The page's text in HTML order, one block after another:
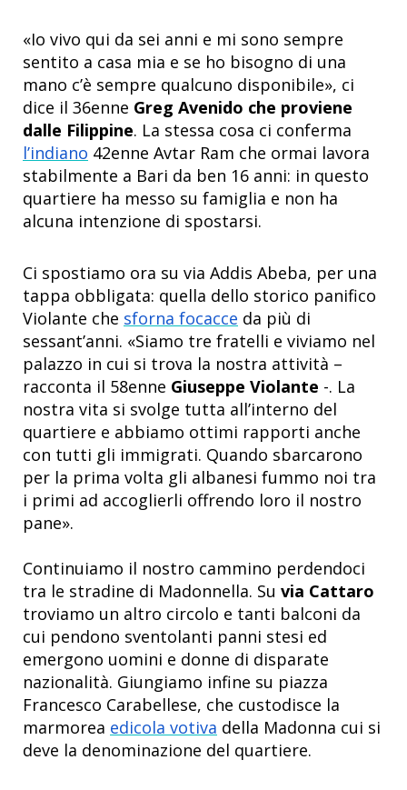
«Io vivo qui da sei anni e mi sono sempre
sentito a casa mia e se ho bisogno di una
mano c’è sempre qualcuno disponibile», ci
dice il 36enne Greg Avenido che proviene
dalle Filippine. La stessa cosa ci conferma
l’indiano 42enne Avtar Ram che ormai lavora
stabilmente a Bari da ben 16 anni: in questo
quartiere ha messo su famiglia e non ha
alcuna intenzione di spostarsi.
Ci spostiamo ora su via Addis Abeba, per una
tappa obbligata: quella dello storico panifico
Violante che sforna focacce da più di
sessant’anni. «Siamo tre fratelli e viviamo nel
palazzo in cui si trova la nostra attività –
racconta il 58enne Giuseppe Violante -. La
nostra vita si svolge tutta all’interno del
quartiere e abbiamo ottimi rapporti anche
con tutti gli immigrati. Quando sbarcarono
per la prima volta gli albanesi fummo noi tra
i primi ad accoglierli offrendo loro il nostro
pane».
Continuiamo il nostro cammino perdendoci
tra le stradine di Madonnella. Su via Cattaro
troviamo un altro circolo e tanti balconi da
cui pendono sventolanti panni stesi ed
emergono uomini e donne di disparate
nazionalità. Giungiamo infine su piazza
Francesco Carabellese, che custodisce la
marmorea edicola votiva della Madonna cui si
deve la denominazione del quartiere.